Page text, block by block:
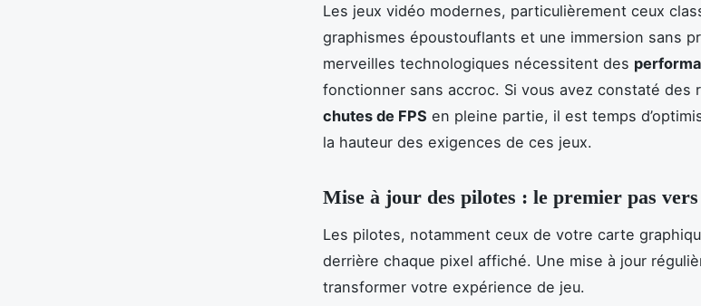
Les jeux vidéo modernes, particulièrement ceux
graphismes époustouflants et une immersion sans
merveilles technologiques nécessitent des
fonctionner sans accroc. Si vous avez constaté des
chutes de FPS en pleine partie, il est temps
la hauteur des exigences de ces jeux.
Mise à jour des pilotes : le premier pas
Les pilotes, notamment ceux de votre carte
derrière chaque pixel affiché. Une mise à jour
transformer votre expérience de jeu.